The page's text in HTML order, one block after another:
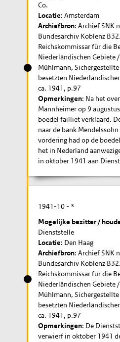
Co.
Locatie: Amsterdam
Archiefbron: Archief SNK
Bundesarchiv Koblenz
Reichskommissar für die
Niederländischen Gebiete
Mühlmann,
besetzten
ca. 1941, p.97
Opmerkingen: Na het
Mannheimer op 9
boedel failliet verklaard.
naar de bank
vordering had op de
het in Nederland
in oktober 1941 aan
1941-10 - *
Mogelijke bezitter /
Dienststelle
Locatie: Den Haag
Archiefbron: Archief SNK
Bundesarchiv Koblenz
Reichskommissar für die
Niederländischen Gebiete
Mühlmann,
besetzten
ca. 1941, p.97
Opmerkingen: De
verwierf in oktober 1941